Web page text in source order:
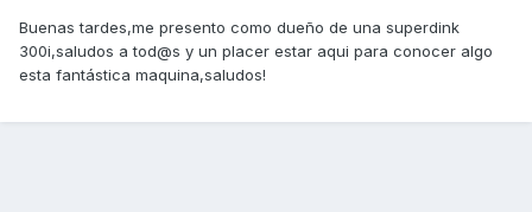
Buenas tardes,me presento como dueño de una superdink
300i,saludos a tod@s y un placer estar aqui para conocer algo
esta fantástica maquina,saludos!